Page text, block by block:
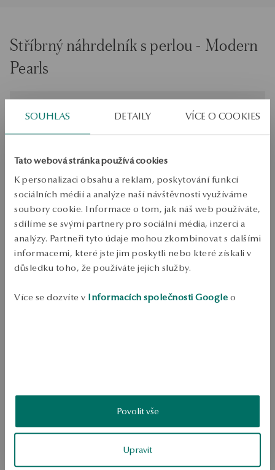
SOUHLAS DETAILY VÍCE O COOKIES
Tato webová stránka používá cookies
K personalizaci obsahu a reklam, poskytování funkcí
sociálních médií a analýze naší návštěvnosti využíváme
soubory cookie. Informace o tom, jak náš web používáte,
sdílíme se svými partnery pro sociální média, inzerci a
analýzy. Partneři tyto údaje mohou zkombinovat s dalšími
informacemi, které jste jim poskytli nebo které získali v
důsledku toho, že používáte jejich služby.
Více se dozvíte v Informacích společnosti Google o
Povolit vše
Upravit
Stříbrný náhrdelník s perlou - Modern
Pearls
47
PŘIDAT DO KOŠÍKU
Ověřte si dostupnost na prodejně
Odeslání:1pracovní dny
Doprava zdarma od 1700 Kč
Bezplatné vrácení až do 100 dnů v YES Clubu
Ruda: Stříbro Ukázka: 925 Délka: 47 cm Ozdoba: kulatá/půlkruhová
5.0
3hodnocení